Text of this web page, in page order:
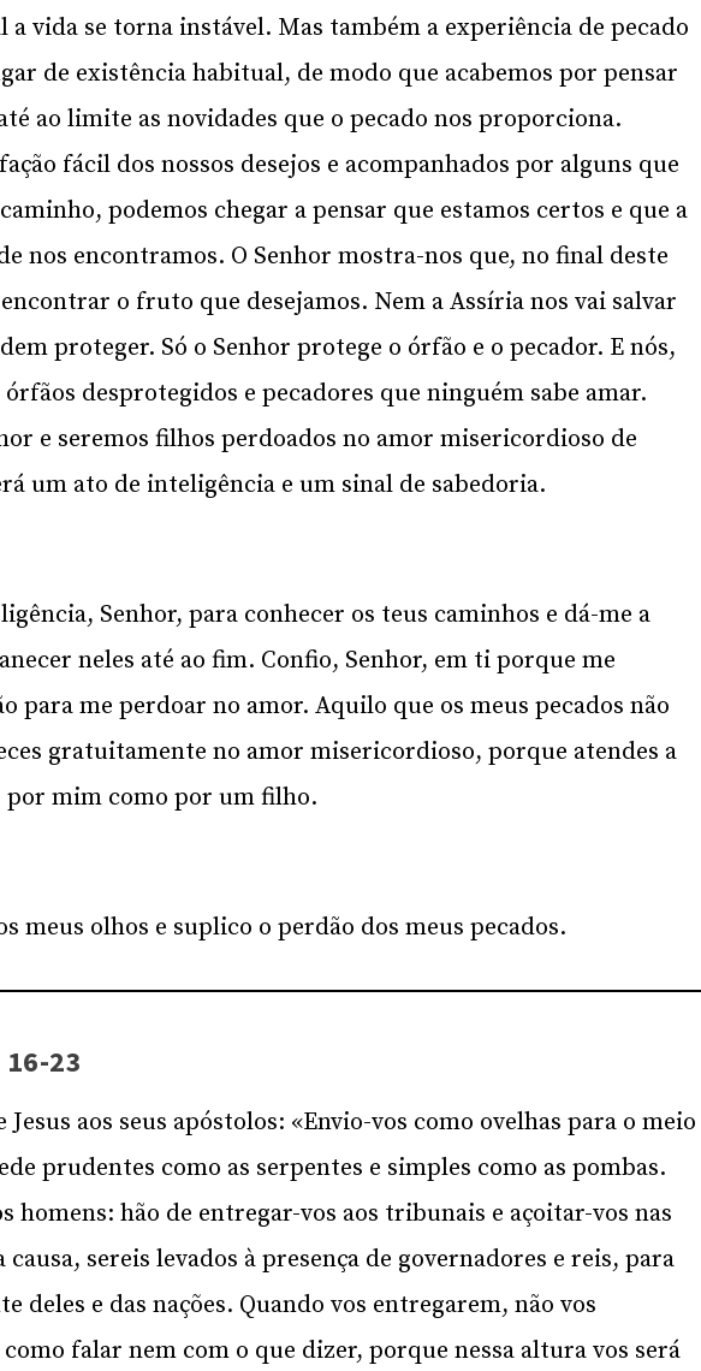
a vida se torna instável. Mas também a experiência de pecado
de existência habitual, de modo que acabemos por pensar
ao limite as novidades que o pecado nos proporciona.
fácil dos nossos desejos e acompanhados por alguns que
podemos chegar a pensar que estamos certos e que a
nos encontramos. O Senhor mostra-nos que, no final deste
o fruto que desejamos. Nem a Assíria nos vai salvar
proteger. Só o Senhor protege o órfão e o pecador. E nós,
órfãos desprotegidos e pecadores que ninguém sabe amar.
e seremos filhos perdoados no amor misericordioso de
um ato de inteligência e um sinal de sabedoria.
Senhor, para conhecer os teus caminhos e dá-me a
neles até ao fim. Confio, Senhor, em ti porque me
para me perdoar no amor. Aquilo que os meus pecados não
gratuitamente no amor misericordioso, porque atendes a
por mim como por um filho.
meus olhos e suplico o perdão dos meus pecados.
23
aos seus apóstolos: «Envio-vos como ovelhas para o meio
prudentes como as serpentes e simples como as pombas.
homens: hão de entregar-vos aos tribunais e açoitar-vos nas
sereis levados à presença de governadores e reis, para
deles e das nações. Quando vos entregarem, não vos
falar nem com o que dizer, porque nessa altura vos será